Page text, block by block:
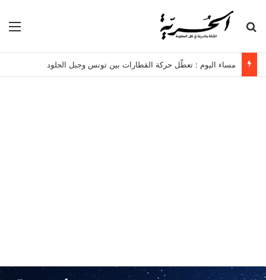
بحث عن
مساء اليوم : تعطّل حركة القطارات بين تونس وجبل الجلود